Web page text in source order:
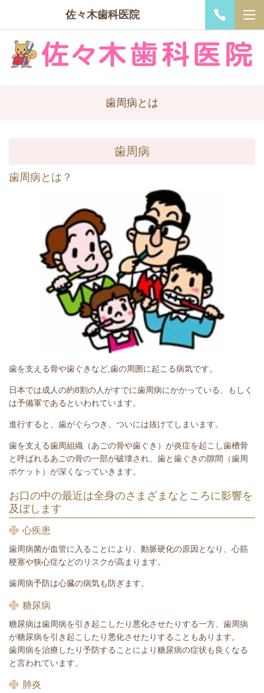
佐々木歯科医院
歯周病とは
歯周病
歯周病とは？
歯を支える骨や歯ぐきなど,歯の周囲に起こる病気です。
日本では成人の約8割の人がすでに歯周病にかかっている、もしく
は予備軍であるといわれています。
進行すると、歯がぐらつき、ついには抜けてしまいます。
歯を支える歯周組織（あごの骨や歯ぐき）が炎症を起こし歯槽骨
と呼ばれるあごの骨の一部が破壊され、歯と歯ぐきの隙間（歯周
ポケット）が深くなっていきます。
お口の中の最近は全身のさまざまなところに影響を
及ぼします
心疾患
歯周病菌が血管に入ることにより、動脈硬化の原因となり、心筋
梗塞や狭心症などのリスクが高まります。
歯周病予防は心臓の病気も防ぎます。
糖尿病
糖尿病は歯周病を引き起こしたり悪化させたりする一方、歯周病
が糖尿病を引き起こしたり悪化させたりすることもあります。
歯周病を治療したり予防することにより糖尿病の症状も良くなる
と言われています。
肺炎